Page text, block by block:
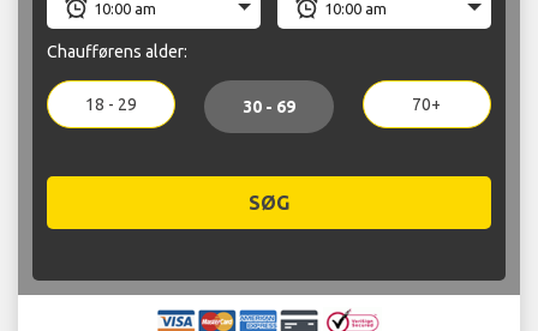
Chaufførens alder:
18 - 29 30 - 69 70+
SØG